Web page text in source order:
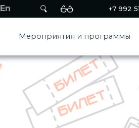
+7 992
En
Мероприятия и программы